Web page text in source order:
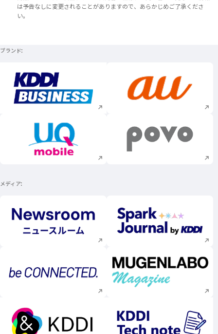
は予告なしに変更されることがありますので、あらかじめご了承くださ
い。
ブランド
新規ウィンドウで開く 新規ウィンドウで
新規ウィンドウで開く 新規ウィンドウで
メディア
新規ウィンドウで開く 新規ウィンドウで
新規ウィンドウで開く 新規ウィンドウで
新規ウィンドウで開く 新規ウィンドウで